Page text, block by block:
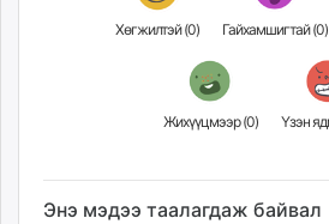
Хөгжилтэй (0) Гайхамшигтай (0)
Жихүүцмээр (0)
Энэ мэдээ таалагдаж байвал